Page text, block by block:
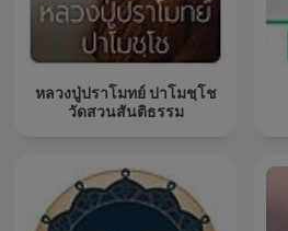
หลวงปู่ปราโมทย์ ปาโมชฺโช
วัดสวนสันติธรรม